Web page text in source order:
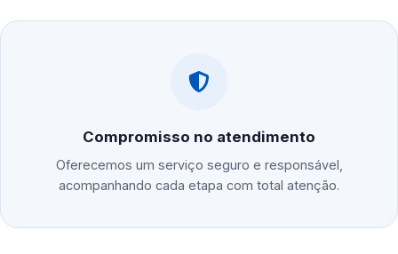
Compromisso no atendimento
Oferecemos um serviço seguro e responsável,
acompanhando cada etapa com total atenção.